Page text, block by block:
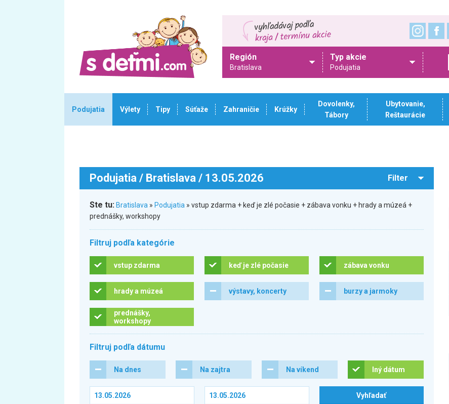
Región
Bratislava
Typ akcie
Podujatia
Podujatia Výlety Tipy Súťaže Zahraničie Krúžky
Dovolenky,
Tábory
Ubytovanie,
Reštaurácie
Podujatia / Bratislava / 13.05.2026 Filter
Ste tu: Bratislava » Podujatia » vstup zdarma + keď je zlé počasie + zábava vonku + hrady a múzeá +
prednášky, workshopy
Filtruj podľa kategórie
vstup zdarma keď je zlé počasie zábava vonku
hrady a múzeá výstavy, koncerty burzy a jarmoky
prednášky,
workshopy
Filtruj podľa dátumu
Na dnes Na zajtra Na víkend Iný dátum